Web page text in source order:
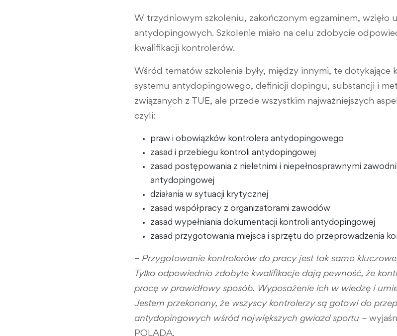
W trzydniowym szkoleniu, zakończonym egzaminem, wzięło
antydopingowych. Szkolenie miało na celu zdobycie
kwalifikacji kontrolerów.
Wśród tematów szkolenia były, między innymi, te
systemu antydopingowego, definicji dopingu, substancji i
związanych z TUE, ale przede wszystkim najważniejszych
czyli:
praw i obowiązków kontrolera antydopingowego
zasad i przebiegu kontroli antydopingowej
zasad postępowania z nieletnimi i niepełnosprawnymi
antydopingowej
działania w sytuacji krytycznej
zasad współpracy z organizatorami zawodów
zasad wypełniania dokumentacji kontroli antydopingowej
zasad przygotowania miejsca i sprzętu do przeprowadzenia
– Przygotowanie kontrolerów do pracy jest tak samo
Tylko odpowiednio zdobyte kwalifikacje dają pewność, że
pracę w prawidłowy sposób. Wyposażenie ich w wiedzę i
Jestem przekonany, że wszyscy kontrolerzy są gotowi do
antydopingowych wśród największych gwiazd sportu –
POLADA.